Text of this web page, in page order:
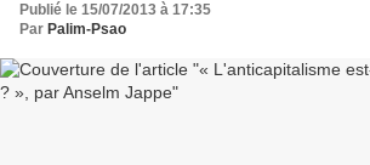
Publié le 15/07/2013 à 17:35
Par Palim-Psao